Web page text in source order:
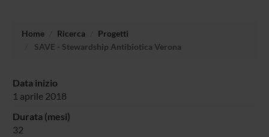
Home Ricerca
Progetti
SAVE - Stewardship Antibiotica Verona
Data inizio
1 aprile 2018
Durata (mesi)
32